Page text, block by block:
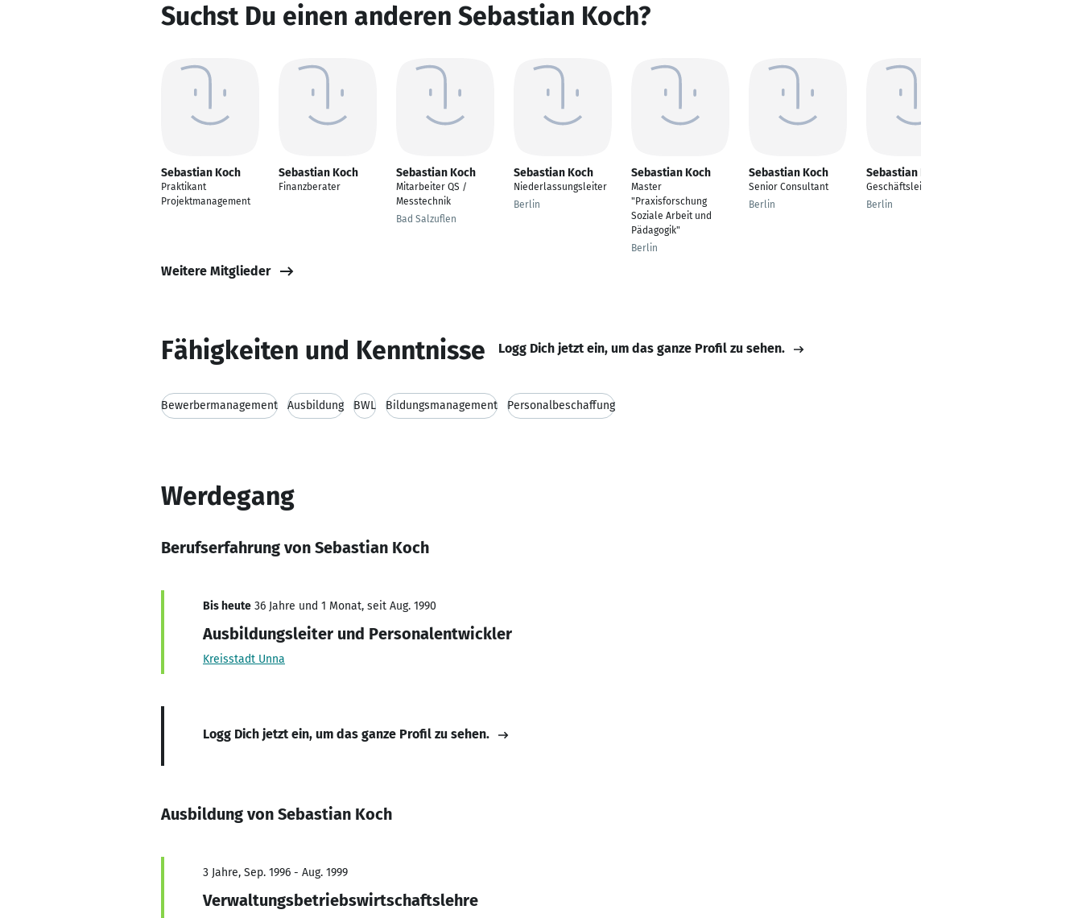
Suchst Du einen anderen Sebastian Koch?
Sebastian Koch
Praktikant
Projektmanagement
Sebastian Koch
Finanzberater
Sebastian Koch
Mitarbeiter QS /
Messtechnik
Bad Salzuflen
Sebastian Koch
Niederlassungsleiter
Berlin
Sebastian Koch
Master
"Praxisforschung
Soziale Arbeit und
Pädagogik"
Berlin
Sebastian Koch
Senior Consultant
Berlin
Sebastian Koch
Geschäftsleiter
Berlin
Weitere Mitglieder
Fähigkeiten und Kenntnisse Logg Dich jetzt ein, um das ganze Profil zu sehen.
Bewerbermanagement Ausbildung BWL Bildungsmanagement Personalbeschaffung
Werdegang
Berufserfahrung von Sebastian Koch
Bis heute 36 Jahre und 1 Monat, seit Aug. 1990
Ausbildungsleiter und Personalentwickler
Kreisstadt Unna
Logg Dich jetzt ein, um das ganze Profil zu sehen.
Ausbildung von Sebastian Koch
3 Jahre, Sep. 1996 - Aug. 1999
Verwaltungsbetriebswirtschaftslehre